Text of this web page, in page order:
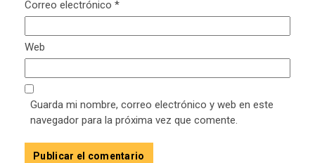
Correo electrónico *
Web
Guarda mi nombre, correo electrónico y web en este
navegador para la próxima vez que comente.